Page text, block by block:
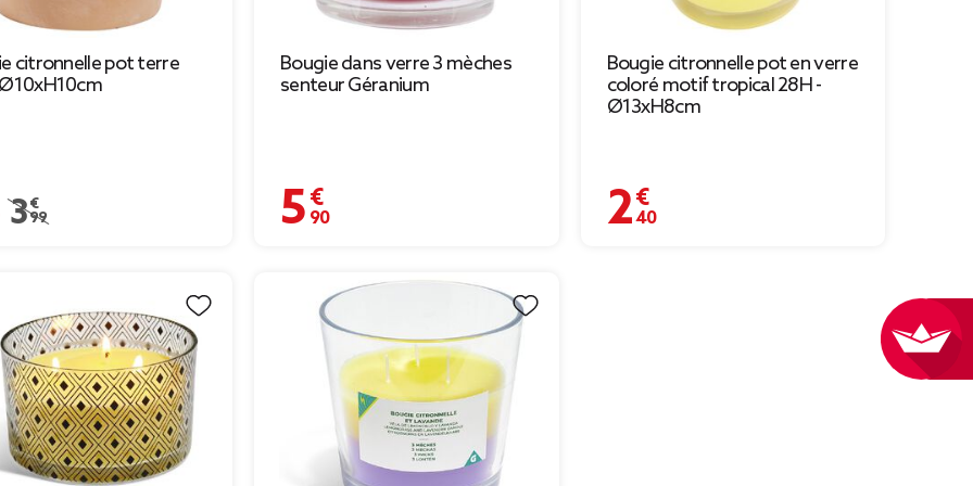
citronnelle pot terre
Prix remisé de 3,99 € à 1,99 €
3,99 €
Bougie dans verre 3 mèches
senteur Géranium
5,90 €
Bougie citronnelle pot en verre
coloré motif tropical 28H -
Ø13xH8cm
2,40 €